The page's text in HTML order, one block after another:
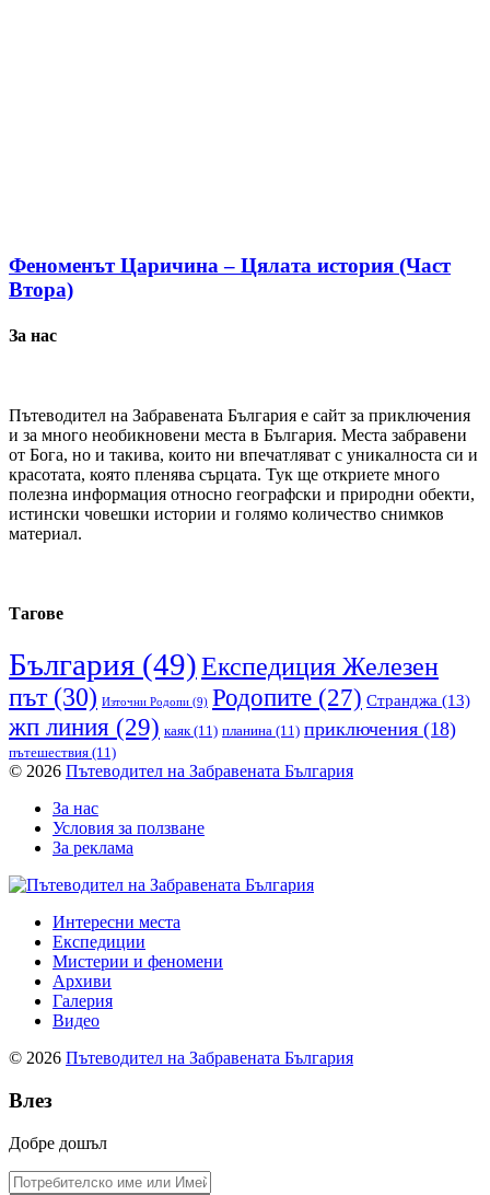
Феноменът Царичина – Цялата история (Част
Втора)
За нас
Пътеводител на Забравената България е сайт за приключения
и за много необикновени места в България. Места забравени
от Бога, но и такива, които ни впечатляват с уникалноста си и
красотата, която пленява сърцата. Тук ще откриете много
полезна информация относно географски и природни обекти,
истински човешки истории и голямо количество снимков
материал.
Тагове
България (49)Експедиция Железен
път(30) Източни Родопи (9) Родопите (27) Странджа (13)
жп линия (29) каяк(11) планина (11) приключения (18)
пътешествия (11)
© 2026 Пътеводител на Забравената България
За нас
Условия за ползване
За реклама
Интересни места
Експедиции
Мистерии и феномени
Архиви
Галерия
Видео
© 2026 Пътеводител на Забравената България
Влез
Добре дошъл